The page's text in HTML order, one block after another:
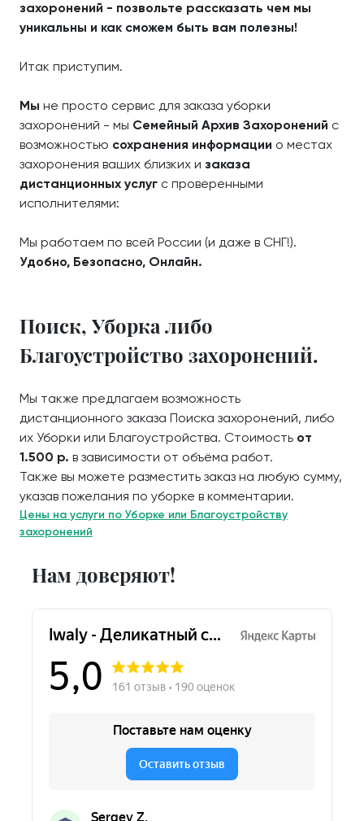
захоронений - позвольте рассказать чем мы
уникальны и как сможем быть вам полезны!
Итак приступим.
Мы не просто сервис для заказа уборки
захоронений - мы Семейный Архив Захоронений с
возможностью сохранения информации о местах
захоронения ваших близких и заказа
дистанционных услуг с проверенными
исполнителями:
Мы работаем по всей России (и даже в СНГ!).
Удобно, Безопасно, Онлайн.
Поиск, Уборка либо
Благоустройство захоронений.
Мы также предлагаем возможность
дистанционного заказа Поиска захоронений, либо
их Уборки или Благоустройства. Стоимость от
1.500 р. в зависимости от объёма работ.
Также вы можете разместить заказ на любую сумму,
указав пожелания по уборке в комментарии.
Цены на услуги по Уборке или Благоустройству
захоронений
Нам доверяют!